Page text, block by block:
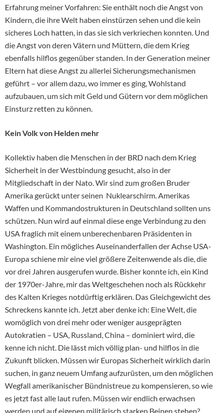
Erfahrung meiner Vorfahren: Sie enthält noch die Angst von
Kindern, die ihre Welt haben einstürzen sehen und die kein
sicheres Loch hatten, in das sie sich verkriechen konnten. Und
die Angst von deren Vätern und Müttern, die dem Krieg
ebenfalls hilflos gegenüber standen. In der Generation meiner
Eltern hat diese Angst zu allerlei Sicherungsmechanismen
geführt – vor allem dazu, wo immer es ging, Wohlstand
aufzubauen, um sich mit Geld und Gütern vor dem möglichen
Einsturz retten zu können.
Kein Volk von Helden mehr
Kollektiv haben die Menschen in der BRD nach dem Krieg
Sicherheit in der Westbindung gesucht, also in der
Mitgliedschaft in der Nato. Wir sind zum großen Bruder
Amerika gerückt unter seinen Nuklearschirm. Amerikas
Waffen und Kommandostrukturen in Deutschland sollten uns
schützen. Nun wird auf einmal diese enge Verbindung zu den
USA fraglich mit einem unberechenbaren Präsidenten in
Washington. Ein mögliches Auseinanderfallen der Achse USA-
Europa schiene mir eine viel größere Zeitenwende als die, die
vor drei Jahren ausgerufen wurde. Bisher konnte ich, ein Kind
der 1970er-Jahre, mir das Weltgeschehen noch als Rückkehr
des Kalten Krieges notdürftig erklären. Das Gleichgewicht des
Schreckens kannte ich. Jetzt aber denke ich: Eine Welt, die
womöglich von drei mehr oder weniger ausgeprägten
Autokratien – USA, Russland, China – dominiert wird, die
kenne ich nicht. Die lässt mich völlig plan- und hilflos in die
Zukunft blicken. Müssen wir Europas Sicherheit wirklich darin
suchen, in ganz neuem Umfang aufzurüsten, um den möglichen
Wegfall amerikanischer Bündnistreue zu kompensieren, so wie
es jetzt fast alle laut rufen. Müssen wir endlich erwachsen
werden und auf eigenen militärisch starken Beinen stehen?